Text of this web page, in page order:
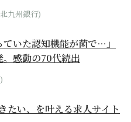
九州銀行)
ていた認知機能が菌で…」
。感動の70代続出
たい、を叶える求人サイト